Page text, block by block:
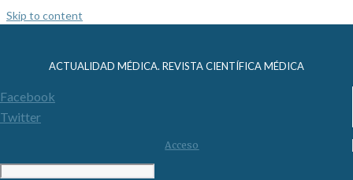
Skip to content
ACTUALIDAD MÉDICA. REVISTA CIENTÍFICA MÉDICA
Facebook
Twitter
Acceso